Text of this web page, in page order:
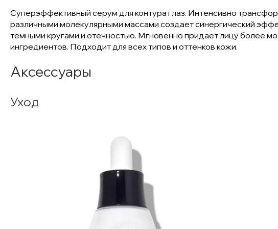
Суперэффективный серум для контура глаз. Интенсивно
различными молекулярными массами создает синергический
темными кругами и отечностью. Мгновенно придает лицу более
ингредиентов. Подходит для всех типов и оттенков кожи.
Аксессуары
Уход